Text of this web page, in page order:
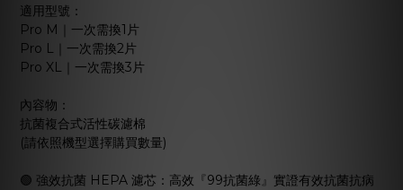
適用型號：
Pro M｜一次需換1片
Pro L｜一次需換2片
Pro XL｜一次需換3片
內容物：
抗菌複合式活性碳濾棉
(請依照機型選擇購買數量)
🟢 強效抗菌 HEPA 濾芯：高效『99抗菌綠』實證有效抗菌抗病